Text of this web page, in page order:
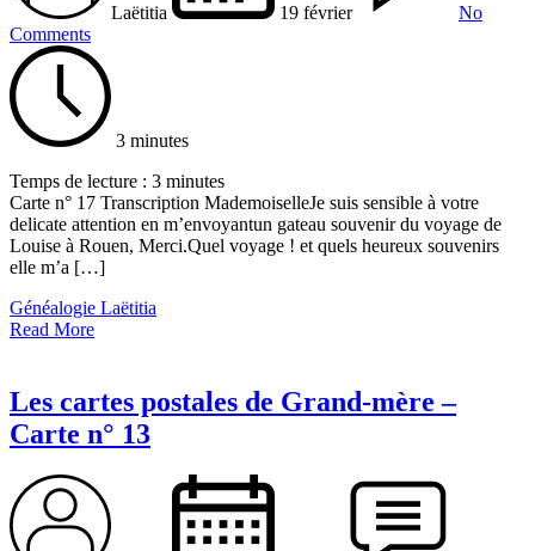
Laëtitia 19 février
No
Comments
3 minutes
Temps de lecture : 3 minutes
Carte n° 17 Transcription MademoiselleJe suis sensible à votre
delicate attention en m’envoyantun gateau souvenir du voyage de
Louise à Rouen, Merci.Quel voyage ! et quels heureux souvenirs
elle m’a […]
Généalogie Laëtitia
Read More
Les cartes postales de Grand-mère –
Carte n° 13